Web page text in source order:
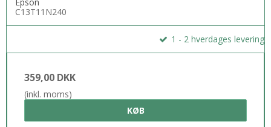
C13T11N240
1 - 2 hverdages levering
359,00 DKK
(inkl. moms)
KØB